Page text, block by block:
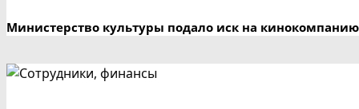
Министерство культуры подало иск на